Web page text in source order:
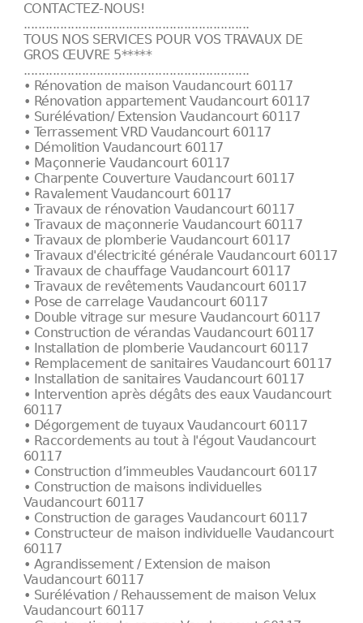
CONTACTEZ-NOUS!
..............................................................
TOUS NOS SERVICES POUR VOS TRAVAUX DE
GROS ŒUVRE 5*****
..............................................................
• Rénovation de maison Vaudancourt 60117
• Rénovation appartement Vaudancourt 60117
• Surélévation/ Extension Vaudancourt 60117
• Terrassement VRD Vaudancourt 60117
• Démolition Vaudancourt 60117
• Maçonnerie Vaudancourt 60117
• Charpente Couverture Vaudancourt 60117
• Ravalement Vaudancourt 60117
• Travaux de rénovation Vaudancourt 60117
• Travaux de maçonnerie Vaudancourt 60117
• Travaux de plomberie Vaudancourt 60117
• Travaux d'électricité générale Vaudancourt 60117
• Travaux de chauffage Vaudancourt 60117
• Travaux de revêtements Vaudancourt 60117
• Pose de carrelage Vaudancourt 60117
• Double vitrage sur mesure Vaudancourt 60117
• Construction de vérandas Vaudancourt 60117
• Installation de plomberie Vaudancourt 60117
• Remplacement de sanitaires Vaudancourt 60117
• Installation de sanitaires Vaudancourt 60117
• Intervention après dégâts des eaux Vaudancourt
60117
• Dégorgement de tuyaux Vaudancourt 60117
• Raccordements au tout à l'égout Vaudancourt
60117
• Construction d’immeubles Vaudancourt 60117
• Construction de maisons individuelles
Vaudancourt 60117
• Construction de garages Vaudancourt 60117
• Constructeur de maison individuelle Vaudancourt
60117
• Agrandissement / Extension de maison
Vaudancourt 60117
• Surélévation / Rehaussement de maison Velux
Vaudancourt 60117